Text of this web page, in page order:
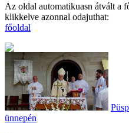
Az oldal automatikuasn átvált a
klikkelve azonnal odajuthat:
főoldal
ünnepén